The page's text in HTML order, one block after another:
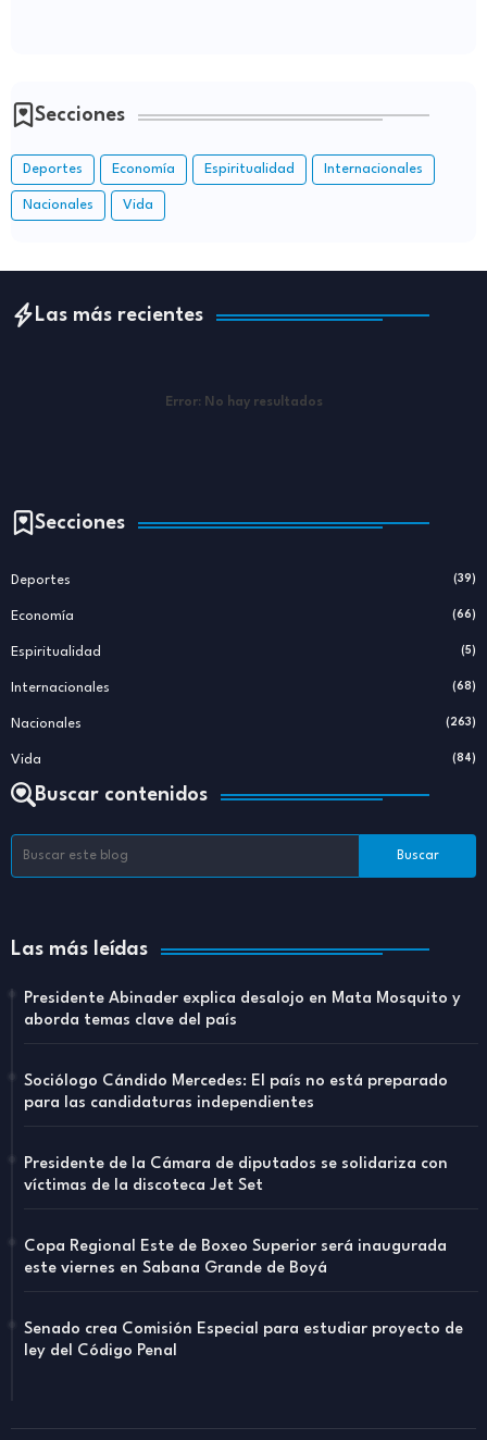
Secciones
Deportes Economía Espiritualidad Internacionales
Nacionales Vida
Las más recientes
Error: No hay resultados
Secciones
Deportes (39)
Economía (66)
Espiritualidad (5)
Internacionales (68)
Nacionales (263)
Vida (84)
Buscar contenidos
Las más leídas
Presidente Abinader explica desalojo en Mata Mosquito y
aborda temas clave del país
Sociólogo Cándido Mercedes: El país no está preparado
para las candidaturas independientes
Presidente de la Cámara de diputados se solidariza con
víctimas de la discoteca Jet Set
Copa Regional Este de Boxeo Superior será inaugurada
este viernes en Sabana Grande de Boyá
Senado crea Comisión Especial para estudiar proyecto de
ley del Código Penal